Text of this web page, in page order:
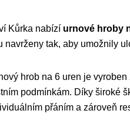
Kůrka nabízí urnové hroby
navrženy tak, aby umožnily
hrob na 6 uren je
podmínkám. Díky široké
přáním a zároveň